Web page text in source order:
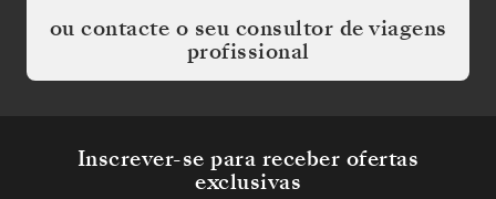
ou contacte o seu consultor de viagens
profissional
Inscrever-se para receber ofertas
exclusivas